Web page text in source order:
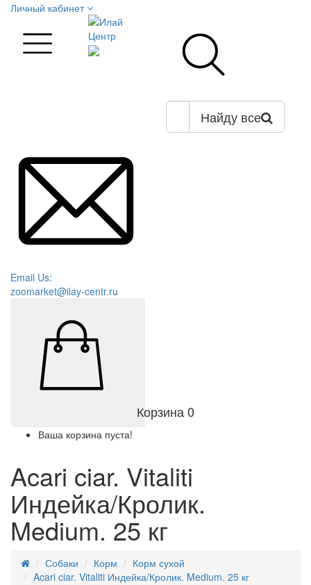
Личный кабинет
Найду все
Email Us:
zoomarket@ilay-centr.ru
Корзина0
Ваша корзина пуста!
Acari ciar. Vitaliti
Индейка/Кролик.
Medium. 25 кг
Собаки Корм
Корм сухой
Acari ciar. Vitaliti Индейка/Кролик. Medium. 25 кг